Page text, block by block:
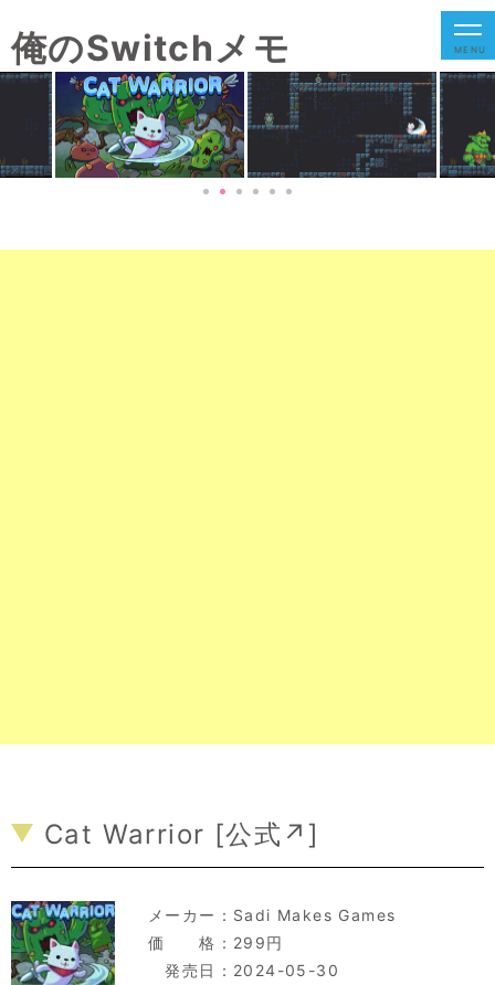
俺のSwitchメモ MENU
Cat Warrior [公式↗]
メーカー： Sadi Makes Games
価 格：299円
発売日：2024-05-30